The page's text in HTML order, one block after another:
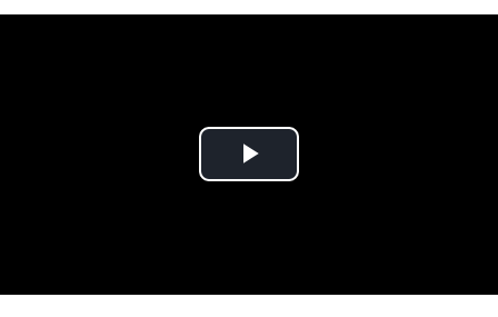
Play Video